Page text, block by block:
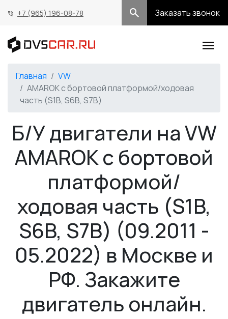
+7 (965) 196-08-78 Заказать звонок
Главная
VW
AMAROK c бортовой платформой/ходовая
часть (S1B, S6B, S7B)
Б/У двигатели на VW
AMAROK c бортовой
платформой/
ходовая часть (S1B,
S6B, S7B) (09.2011 -
05.2022) в Москве и
РФ. Закажите
двигатель онлайн.